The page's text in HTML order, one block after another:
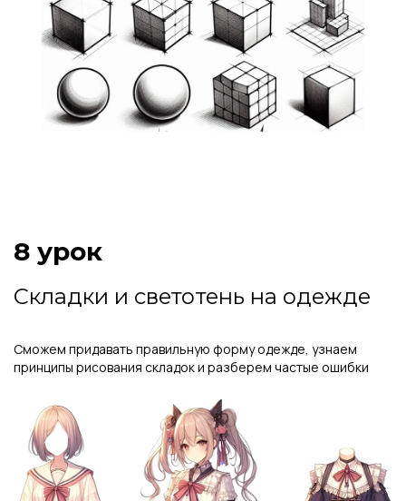
8 урок
Складки и светотень на одежде
Сможем придавать правильную форму одежде, узнаем
принципы рисования складок и разберем частые ошибки